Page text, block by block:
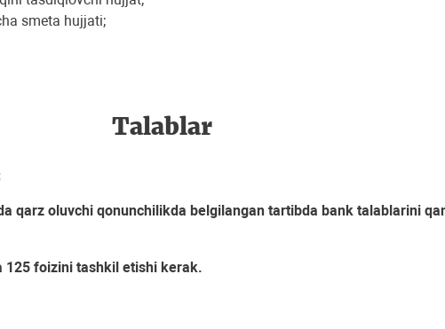
smeta hujjati;
Talablar
qarz oluvchi qonunchilikda belgilangan tartibda bank talablarini
125 foizini tashkil etishi kerak.